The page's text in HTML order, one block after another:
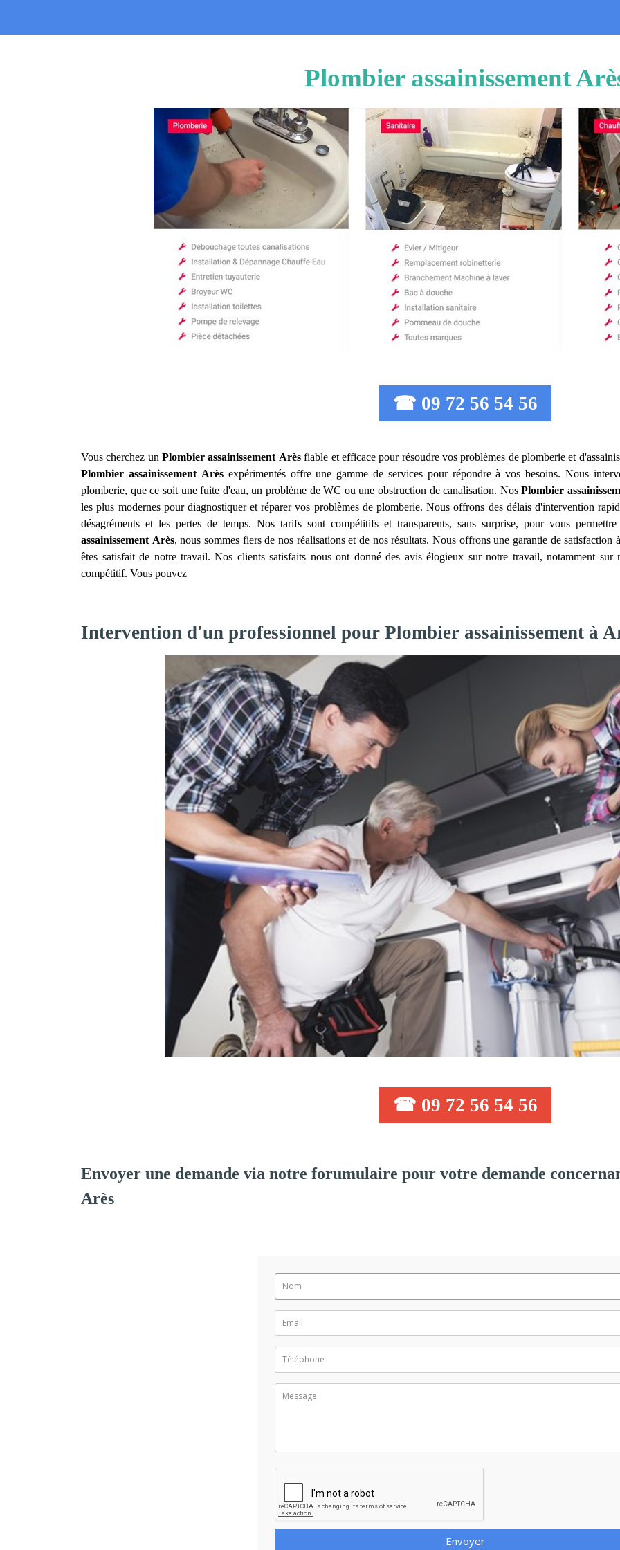
Plombier assainissement
☎ 09 72 56 54 56
Vous cherchez unPlombier assainissement Arèsfiable et efficace pour résoudre vos problèmes de plomberie et
Plombier assainissement Arèsexpérimentés offre une gamme de services pour répondre à vos besoins. Nous
plomberie, que ce soit une fuite d'eau, un problème de WC ou une obstruction de canalisation. NosPlombier
les plus modernes pour diagnostiquer et réparer vos problèmes de plomberie. Nous offrons des délais d'intervention
désagréments et les pertes de temps. Nos tarifs sont compétitifs et transparents, sans surprise, pour vous
assainissement Arès, nous sommes fiers de nos réalisations et de nos résultats. Nous offrons une garantie de
êtes satisfait de notre travail. Nos clients satisfaits nous ont donné des avis élogieux sur notre travail, notamment
compétitif. Vous pouvez
Intervention d'un professionnel pour Plombier assainissement à
☎ 09 72 56 54 56
Envoyer une demande via notre forumulaire pour votre demande
Arès
Envoyer